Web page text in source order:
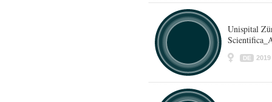
Unispital
DE 2019